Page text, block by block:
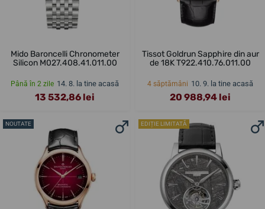
Mido Baroncelli Chronometer
Silicon M027.408.41.011.00
Până în 2 zile 14. 8. la tine acasă
13 532,86 lei
Tissot Goldrun Sapphire din aur
de 18K T922.410.76.011.00
4 săptămâni 10. 9. la tine acasă
20 988,94 lei
NOUTATE EDIȚIE LIMITATĂ